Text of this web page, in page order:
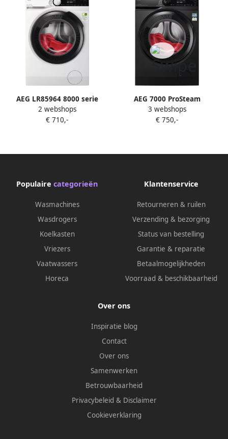
AEG LR85964 8000 serie
PowerCare Wasmachine
Energielabel A 1600 toeren 9
2 webshops
€ 710,-
AEG 7000 ProSteam
UniversalDose Wasmachine
10 kg Dark Silver
3 webshops
€ 750,-
Populaire categorieën
Wasmachines
Wasdrogers
Koelkasten
Vriezers
Vaatwassers
Horeca
Klantenservice
Retourneren & ruilen
Verzending & bezorging
Status van bestelling
Garantie & reparatie
Betaalmogelijkheden
Voorraad & beschikbaarheid
Over ons
Inspiratie blog
Contact
Over ons
Samenwerken
Betrouwbaarheid
Privacybeleid & Disclaimer
Cookieverklaring